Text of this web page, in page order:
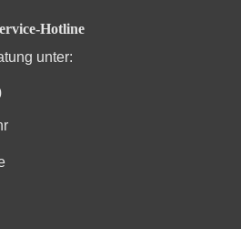
Hotline
unter: